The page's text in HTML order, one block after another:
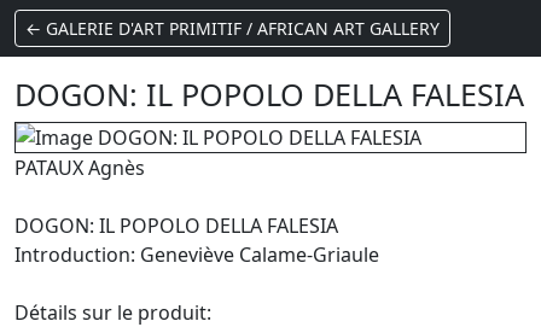
← GALERIE D'ART PRIMITIF / AFRICAN ART GALLERY
DOGON: IL POPOLO DELLA FALESIA
PATAUX Agnès
DOGON: IL POPOLO DELLA FALESIA
Introduction: Geneviève Calame-Griaule
Détails sur le produit: